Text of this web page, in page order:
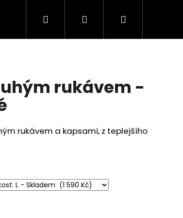
Hledat PřihlášeníNákupní
rukávem -
rukávem a kapsami, z teplejšího
OKA